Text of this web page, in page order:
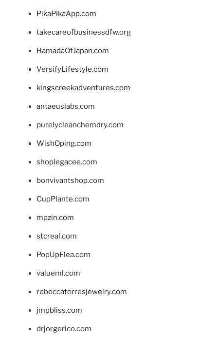
PikaPikaApp.com
takecareofbusinessdfw.org
HamadaOfJapan.com
VersifyLifestyle.com
kingscreekadventures.com
antaeuslabs.com
purelycleanchemdry.com
WishOping.com
shoplegacee.com
bonvivantshop.com
CupPlante.com
mpzin.com
stcreal.com
PopUpFlea.com
valueml.com
rebeccatorresjewelry.com
jmpbliss.com
drjorgerico.com